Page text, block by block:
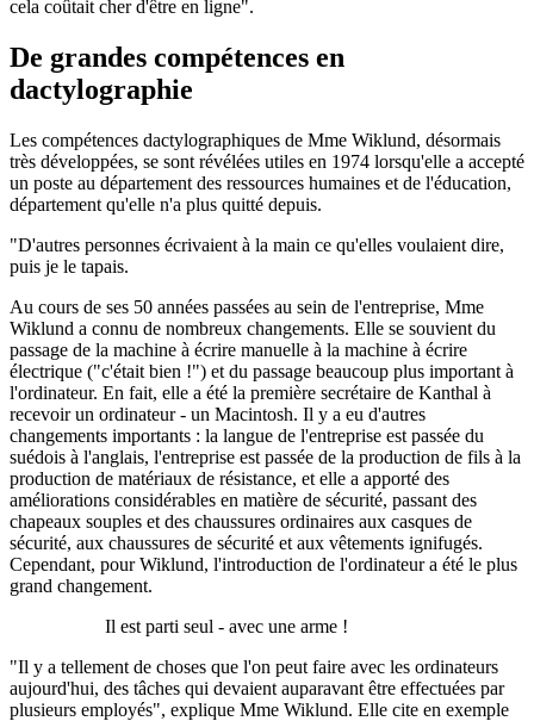
cela coûtait cher d'être en ligne".
De grandes compétences en
dactylographie
Les compétences dactylographiques de Mme Wiklund, désormais
très développées, se sont révélées utiles en 1974 lorsqu'elle a accepté
un poste au département des ressources humaines et de l'éducation,
département qu'elle n'a plus quitté depuis.
"D'autres personnes écrivaient à la main ce qu'elles voulaient dire,
puis je le tapais.
Au cours de ses 50 années passées au sein de l'entreprise, Mme
Wiklund a connu de nombreux changements. Elle se souvient du
passage de la machine à écrire manuelle à la machine à écrire
électrique ("c'était bien !") et du passage beaucoup plus important à
l'ordinateur. En fait, elle a été la première secrétaire de Kanthal à
recevoir un ordinateur - un Macintosh. Il y a eu d'autres
changements importants : la langue de l'entreprise est passée du
suédois à l'anglais, l'entreprise est passée de la production de fils à la
production de matériaux de résistance, et elle a apporté des
améliorations considérables en matière de sécurité, passant des
chapeaux souples et des chaussures ordinaires aux casques de
sécurité, aux chaussures de sécurité et aux vêtements ignifugés.
Cependant, pour Wiklund, l'introduction de l'ordinateur a été le plus
grand changement.
Il est parti seul - avec une arme !
"Il y a tellement de choses que l'on peut faire avec les ordinateurs
aujourd'hui, des tâches qui devaient auparavant être effectuées par
plusieurs employés", explique Mme Wiklund. Elle cite en exemple